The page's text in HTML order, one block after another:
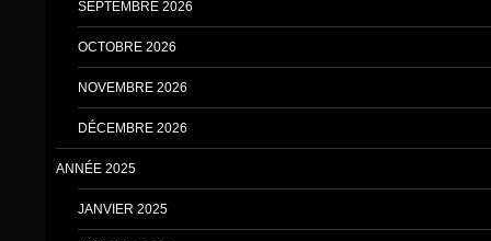
SEPTEMBRE 2026
OCTOBRE 2026
NOVEMBRE 2026
DÉCEMBRE 2026
ANNÉE 2025
JANVIER 2025